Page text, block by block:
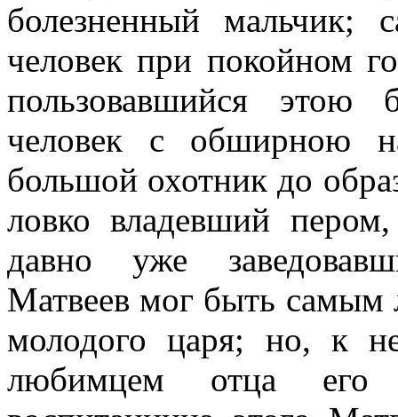
болезненный мальчик;
человек при покойном
пользовавшийся этою
человек с обширною
большой охотник до
ловко владевший
давно уже
Матвеев мог быть
молодого царя; но, к
любимцем отца его